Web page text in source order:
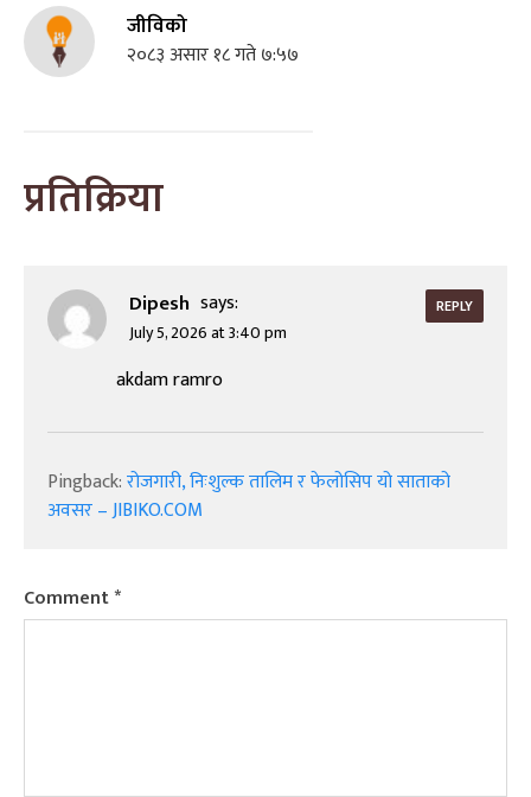
जीविको
२०८३ असार १८ गते ७:५७
प्रतिक्रिया
Dipesh says:
July 5, 2026 at 3:40 pm
akdam ramro
REPLY
Pingback:रोजगारी, निःशुल्क तालिम र फेलोसिप यो साताको
अवसर – JIBIKO.COM
Comment*